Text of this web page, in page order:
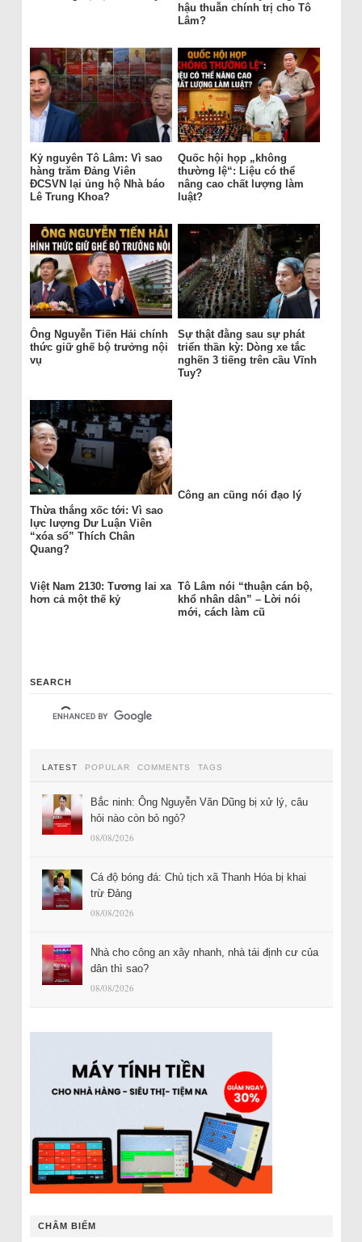
hậu thuẫn chính trị cho Tô
Lâm?
Kỷ nguyên Tô Lâm: Vì sao
hàng trăm Đảng Viên
ĐCSVN lại ủng hộ Nhà báo
Lê Trung Khoa?
Quốc hội họp „không
thường lệ“: Liệu có thể
nâng cao chất lượng làm
luật?
Ông Nguyễn Tiến Hải chính
thức giữ ghế bộ trưởng nội
vụ
Sự thật đằng sau sự phát
triển thần kỳ: Dòng xe tắc
nghẽn 3 tiếng trên cầu Vĩnh
Tuy?
Thừa thắng xốc tới: Vì sao
lực lượng Dư Luận Viên
“xóa sổ” Thích Chân
Quang?
Công an cũng nói đạo lý
Việt Nam 2130: Tương lai xa
hơn cả một thế kỷ
Tô Lâm nói “thuận cán bộ,
khổ nhân dân” – Lời nói
mới, cách làm cũ
SEARCH
LATEST POPULAR COMMENTS TAGS
Bắc ninh: Ông Nguyễn Văn Dũng bị xử lý, câu
hỏi nào còn bỏ ngỏ?
08/08/2026
Cá độ bóng đá: Chủ tịch xã Thanh Hóa bị khai
trừ Đảng
08/08/2026
Nhà cho công an xây nhanh, nhà tái định cư của
dân thì sao?
08/08/2026
CHÂM BIẾM